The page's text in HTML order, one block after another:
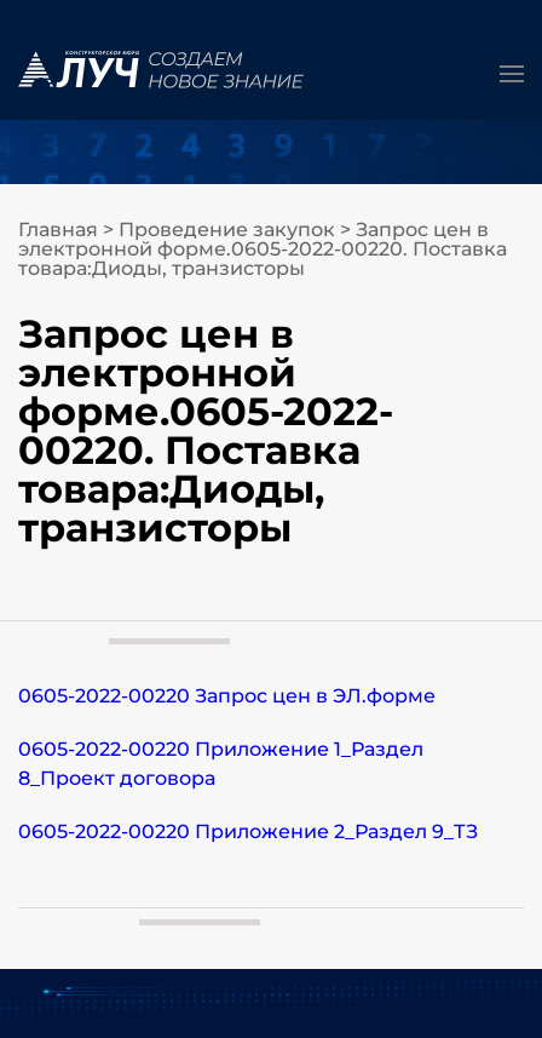
Главная > Проведение закупок > Запрос цен в
электронной форме.0605-2022-00220. Поставка
товара:Диоды, транзисторы
Запрос цен в
электронной
форме.0605-2022-
00220. Поставка
товара:Диоды,
транзисторы
0605-2022-00220 Запрос цен в ЭЛ.форме
0605-2022-00220 Приложение 1_Раздел
8_Проект договора
0605-2022-00220 Приложение 2_Раздел 9_ТЗ